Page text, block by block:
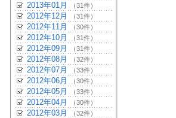
2013年01月 （31件）
2012年12月 （31件）
2012年11月 （30件）
2012年10月 （31件）
2012年09月 （31件）
2012年08月 （32件）
2012年07月 （33件）
2012年06月 （30件）
2012年05月 （33件）
2012年04月 （30件）
2012年03月 （32件）